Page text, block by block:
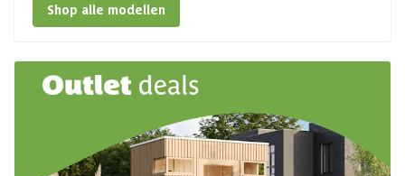
Shop alle modellen